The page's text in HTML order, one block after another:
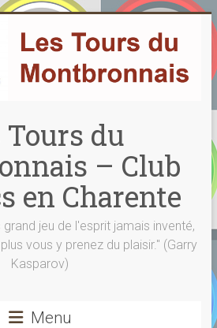
Tours du
– Club
en Charente
jeu de l'esprit jamais inventé,
vous y prenez du plaisir." (Garry
Kasparov)
Menu